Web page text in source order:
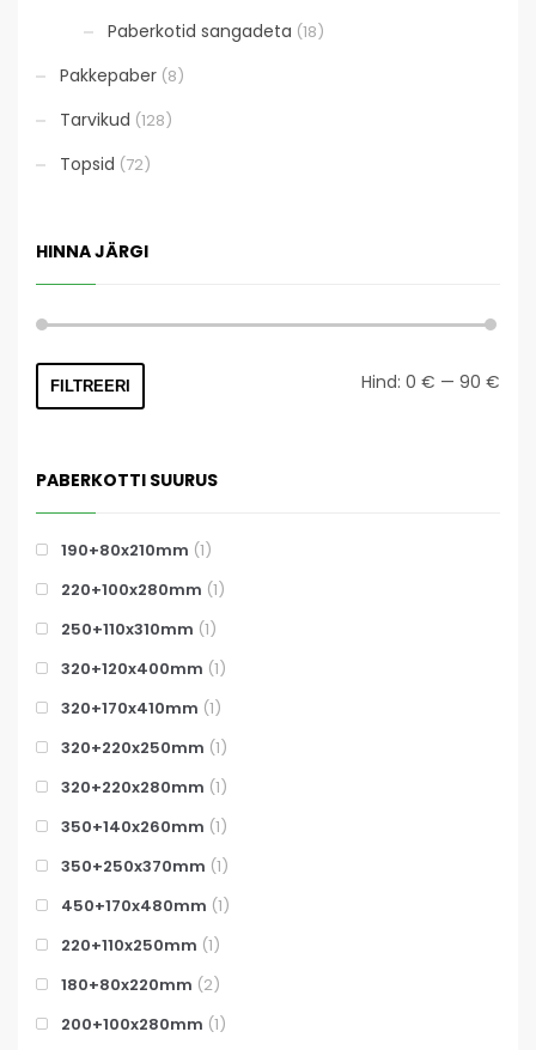
Paberkotid sangadeta (18)
Pakkepaber (8)
Tarvikud (128)
Topsid (72)
HINNA JÄRGI
FILTREERI Hind: 0 € — 90 €
PABERKOTTI SUURUS
190+80x210mm (1)
220+100x280mm (1)
250+110x310mm (1)
320+120x400mm (1)
320+170x410mm (1)
320+220x250mm (1)
320+220x280mm (1)
350+140x260mm (1)
350+250x370mm (1)
450+170x480mm (1)
220+110x250mm (1)
180+80x220mm (2)
200+100x280mm (1)